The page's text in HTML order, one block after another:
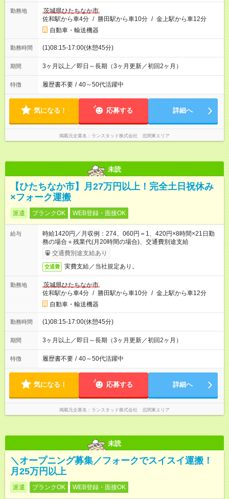
勤務地
茨城県ひたちなか市
佐和駅から車4分 / 勝田駅から車10分 / 金上駅から車12分
自動車・輸送機器
勤務時間 (1)08:15-17:00(休憩45分)
期間 3ヶ月以上／即日～長期（3ヶ月更新／初回2ヶ月）
特徴 履歴書不要 / 40～50代活躍中
気になる！ 応募する 詳細へ
掲載元企業名 ランスタッド株式会社 北関東エリア
未読
【ひたちなか市】月27万円以上！完全土日祝休み
×フォーク運搬
派遣 ブランクOK WEB登録・面接OK
給与
時給1420円／月収例：274、060円＝1、420円×8時間×21日勤
務の場合＋残業代(月20時間の場合)、交通費別途支給
交通費別途支給あり
交通費 実費支給／当社規定あり。
勤務地
茨城県ひたちなか市
佐和駅から車4分 / 勝田駅から車10分 / 金上駅から車12分
自動車・輸送機器
勤務時間 (1)08:15-17:00(休憩45分)
期間 3ヶ月以上／即日～長期（3ヶ月更新／初回2ヶ月）
特徴 履歴書不要 / 40～50代活躍中
気になる！ 応募する 詳細へ
掲載元企業名 ランスタッド株式会社 北関東エリア
未読
＼オープニング募集／フォークでスイスイ運搬！
月25万円以上
派遣 ブランクOK WEB登録・面接OK